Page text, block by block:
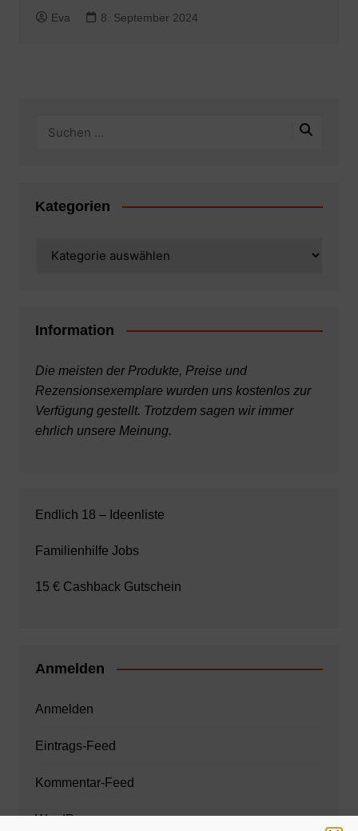
Eva 8. September 2024
Kategorien
Information
Die meisten der Produkte, Preise und
Rezensionsexemplare wurden uns kostenlos zur
Verfügung gestellt. Trotzdem sagen wir immer
ehrlich unsere Meinung.
Endlich 18 – Ideenliste
Familienhilfe Jobs
15 € Cashback Gutschein
Anmelden
Anmelden
Eintrags-Feed
Kommentar-Feed
WordPress.org